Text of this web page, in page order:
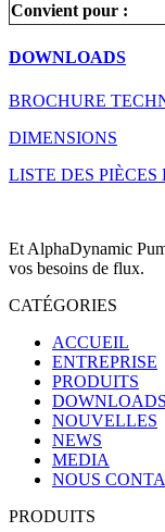
Convient pour :
DOWNLOADS
BROCHURE
DIMENSIONS
LISTE DES
Et AlphaDynamic
vos besoins de flux.
CATÉGORIES
ACCUEIL
ENTREPRISE
PRODUITS
DOWNLOADS
NOUVELLES
NEWS
MEDIA
NOUS
PRODUITS